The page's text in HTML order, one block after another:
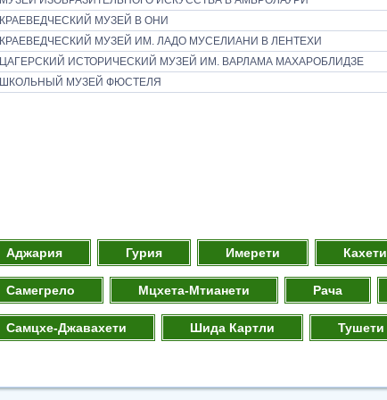
КРАЕВЕДЧЕСКИЙ МУЗЕЙ В ОНИ
КРАЕВЕДЧЕСКИЙ МУЗЕЙ ИМ. ЛАДО МУСЕЛИАНИ В ЛЕНТЕХИ​
ЦАГЕРСКИЙ ИСТОРИЧЕСКИЙ МУЗЕЙ ИМ. ВАРЛАМА МАХАРОБЛИДЗЕ
ШКОЛЬНЫЙ МУЗЕЙ ФЮСТЕЛЯ
Аджария Гурия Имерети Кахети
Самегрело Мцхета-Мтианети Рача
Самцхе-Джавахети Шида Картли Тушети